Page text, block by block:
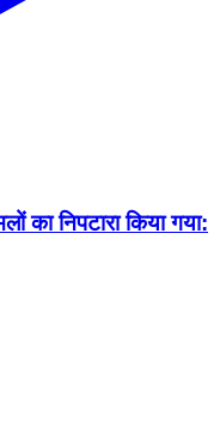
का निपटारा किया गया: